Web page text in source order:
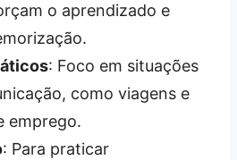
o aprendizado e
: Foco em situações
como viagens e
emprego.
: Para praticar